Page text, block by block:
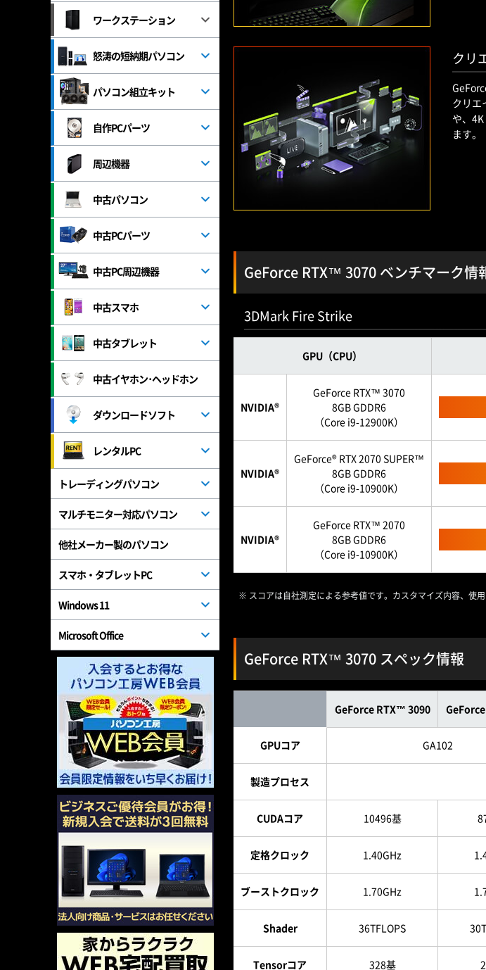
クリ
クリエ
や、
ます。
GeForce RTX™ 3070 ベンチマーク情
3DMark Fire Strike
GPU（CPU）
NVIDIA®
GeForce RTX™ 3070
8GB GDDR6
（Core i9-12900K）
NVIDIA®
GeForce® RTX 2070 SUPER™
8GB GDDR6
（Core i9-10900K）
NVIDIA®
GeForce RTX™ 2070
8GB GDDR6
（Core i9-10900K）
※ スコアは自社測定による参考値です。カスタマイズ内容、使
GeForce RTX™ 3070 スペック情報
GeForce RTX™ 3090
GPUコア GA102
製造プロセス
CUDAコア 10496基
定格クロック 1.40GHz
ブーストクロック 1.70GHz
Shader 36TFLOPS
Tensorコア 328基
ワークステーション
怒涛の短納期パソコン
パソコン組立キット
自作PCパーツ
周辺機器
中古パソコン
中古PCパーツ
中古PC周辺機器
中古スマホ
中古タブレット
中古イヤホン･ヘッドホン
ダウンロードソフト
レンタルPC
トレーディングパソコン
マルチモニター対応パソコン
他社メーカー製のパソコン
スマホ・タブレットPC
Windows 11
Microsoft Office